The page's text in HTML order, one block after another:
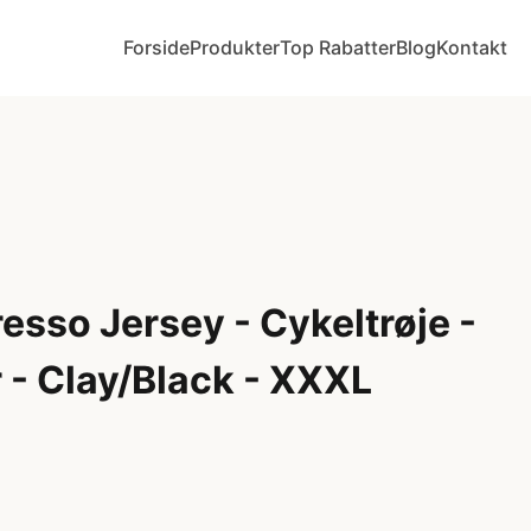
ForsideProdukterTop RabatterBlogKontakt
Jersey - Cykeltrøje -
Clay/Black - XXXL